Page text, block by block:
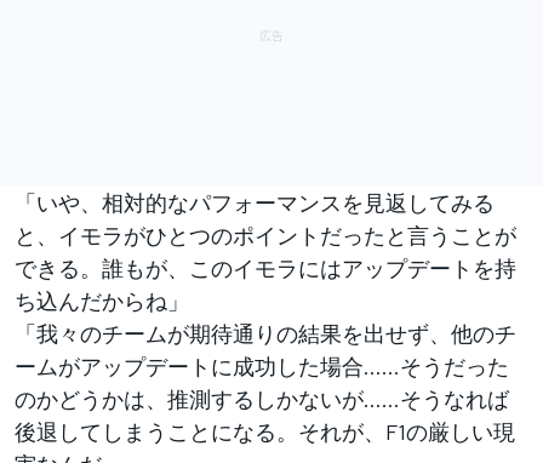
「いや、相対的なパフォーマンスを見返してみる
と、イモラがひとつのポイントだったと言うことが
できる。誰もが、このイモラにはアップデートを持
ち込んだからね」
「我々のチームが期待通りの結果を出せず、他のチ
ームがアップデートに成功した場合……そうだった
のかどうかは、推測するしかないが……そうなれば
後退してしまうことになる。それが、F1の厳しい現